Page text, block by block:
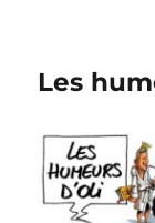
Les